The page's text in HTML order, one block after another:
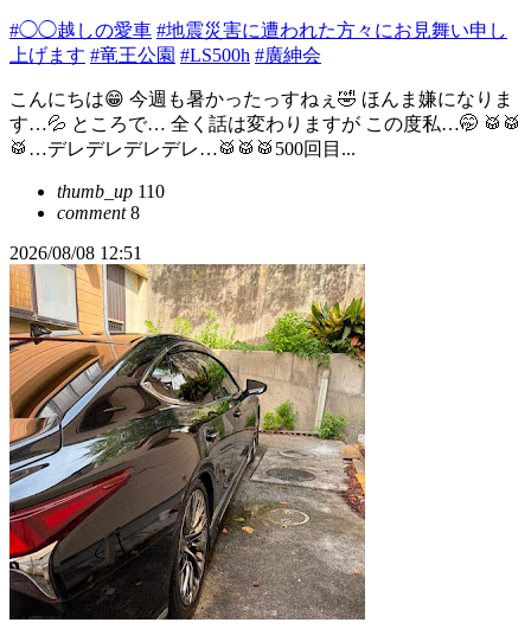
#◯◯越しの愛車 #地震災害に遭われた方々にお見舞い申し
上げます #竜王公園 #LS500h #廣紳会
こんにちは😁 今週も暑かったっすねぇ🤣 ほんま嫌になりま
す…💦 ところで… 全く話は変わりますが この度私…🤭 🥁🥁
🥁…デレデレデレデレ…🥁🥁🥁500回目...
thumb_up 110
comment8
2026/08/08 12:51